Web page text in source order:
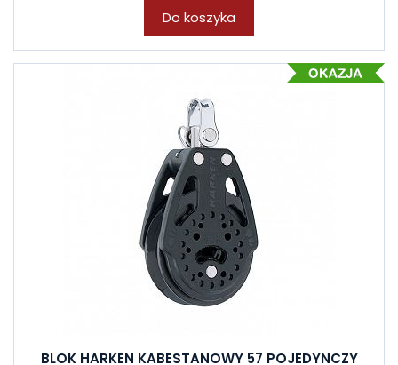
Do koszyka
BLOK HARKEN KABESTANOWY 57 POJEDYNCZY